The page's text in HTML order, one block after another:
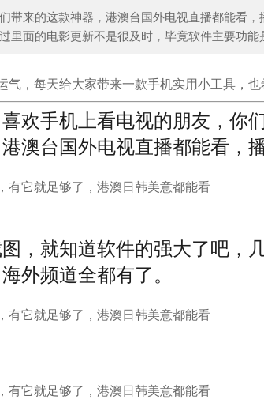
带来的这款神器，港澳台国外电视直播都能看
里面的电影更新不是很及时，毕竟软件主要功能
气，每天给大家带来一款手机实用小工具，也
欢手机上看电视的朋友，你
澳台国外电视直播都能看，
，就知道软件的强大了吧，
外频道全都有了。